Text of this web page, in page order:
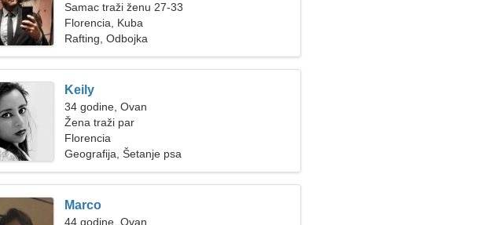
Samac traži ženu 27-33
Florencia, Kuba
Rafting, Odbojka
Keily
34 godine, Ovan
Žena traži par
Florencia
Geografija, Šetanje psa
Marco
44 godine, Ovan